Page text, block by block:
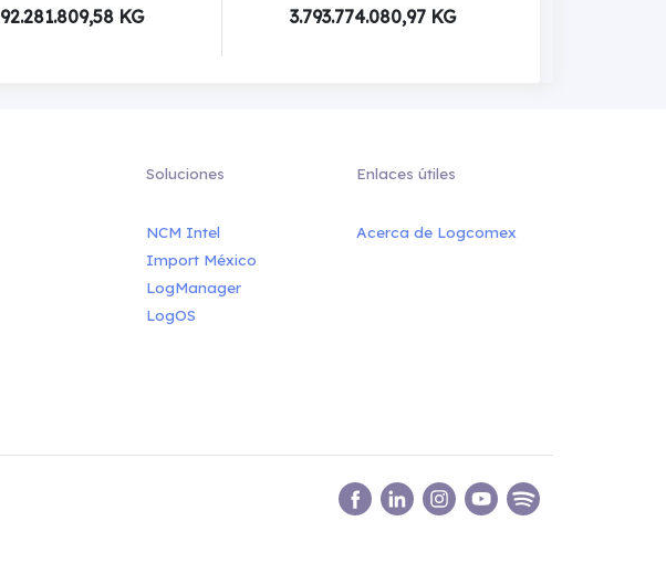
92.281.809,58 KG 3.793.774.080,97 KG
Soluciones
NCM Intel
Import México
LogManager
LogOS
Enlaces útiles
Acerca de Logcomex